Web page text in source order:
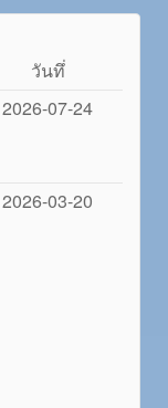
วันทึ่
2026-07-24
2026-03-20